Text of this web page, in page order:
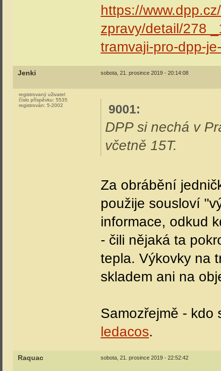
https://
zpravy/detail/278
tramvaji-pro-dpp-
Jenki sobota, 21. prosince 2019 - 20:14:08
registrovaný uživatel
číslo příspěvku: 5535
registrován: 5-2002 9001:
DPP si nechá v
včetně 15T.
Za obrábění
použije sousloví
informace, odkud
- čili nějaká ta
tepla. Výkovky na
skladem ani na
Samozřejmě - kdo
ledacos.
Raquac sobota, 21. prosince 2019 - 22:52:42